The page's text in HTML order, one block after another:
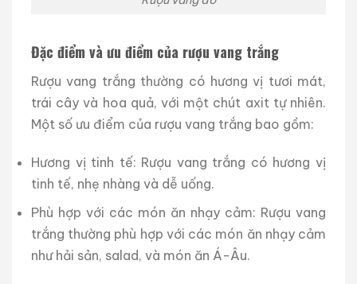
Đặc điểm và ưu điểm của rượu vang trắng
Rượu vang trắng thường có hương vị tươi mát,
trái cây và hoa quả, với một chút axit tự nhiên.
Một số ưu điểm của rượu vang trắng bao gồm:
Hương vị tinh tế: Rượu vang trắng có hương vị
tinh tế, nhẹ nhàng và dễ uống.
Phù hợp với các món ăn nhạy cảm: Rượu vang
trắng thường phù hợp với các món ăn nhạy cảm
như hải sản, salad, và món ăn Á-Âu.